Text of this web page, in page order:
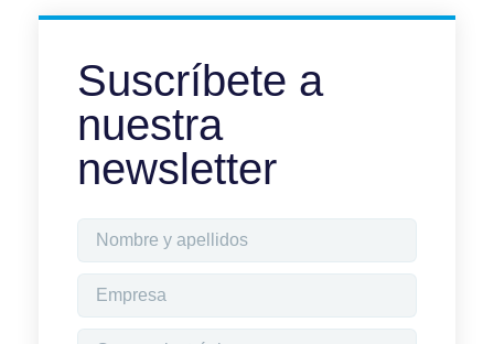
Suscríbete a
nuestra
newsletter